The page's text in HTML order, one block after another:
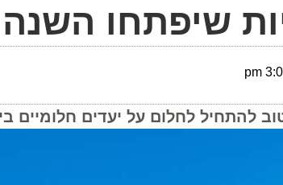
שיפתחו השנה
3:06
להתחיל לחלום על יעדים חלומיים